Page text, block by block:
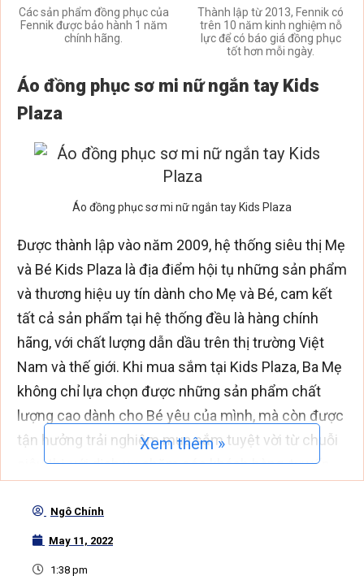
Các sản phẩm đồng phục của
Fennik được bảo hành 1 năm
chính hãng.
Thành lập từ 2013, Fennik có
trên 10 năm kinh nghiệm nỗ
lực để có báo giá đồng phục
tốt hơn mỗi ngày.
Áo đồng phục sơ mi nữ ngắn tay Kids
Plaza
Áo đồng phục sơ mi nữ ngắn tay Kids Plaza
Được thành lập vào năm 2009, hệ thống siêu thị Mẹ
và Bé Kids Plaza là địa điểm hội tụ những sản phẩm
và thương hiệu uy tín dành cho Mẹ và Bé, cam kết
tất cả sản phẩm tại hệ thống đều là hàng chính
hãng, với chất lượng dẫn dầu trên thị trường Việt
Nam và thế giới. Khi mua sắm tại Kids Plaza, Ba Mẹ
không chỉ lựa chọn được những sản phẩm chất
lượng cao dành cho Bé yêu của mình, mà còn được
tận hưởng trải nghiệm mua sắm tuyệt vời từ chuỗi
siêu thị, với dịch vụ chăm sóc khách hàng, tư vấn
vô cùng tận tình, đáng tin cậy.
Trải qua 13 năm hoạt động, hệ thống siêu thị Kids
Xem thêm »
Ngô Chính
May 11, 2022
1:38 pm